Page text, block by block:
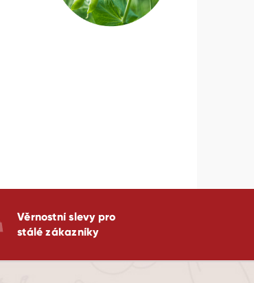
Věrnostní slevy pro
stálé zákazníky